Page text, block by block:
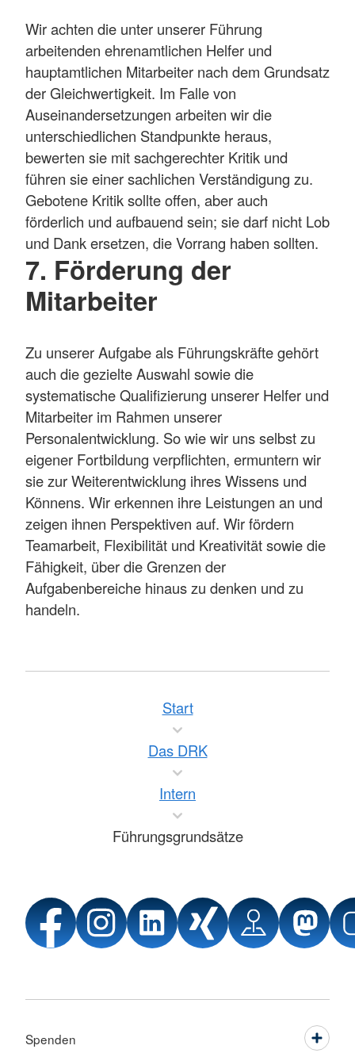
Wir achten die unter unserer Führung
arbeitenden ehrenamtlichen Helfer und
hauptamtlichen Mitarbeiter nach dem Grundsatz
der Gleichwertigkeit. Im Falle von
Auseinandersetzungen arbeiten wir die
unterschiedlichen Standpunkte heraus,
bewerten sie mit sachgerechter Kritik und
führen sie einer sachlichen Verständigung zu.
Gebotene Kritik sollte offen, aber auch
förderlich und aufbauend sein; sie darf nicht Lob
und Dank ersetzen, die Vorrang haben sollten.
7. Förderung der
Mitarbeiter
Zu unserer Aufgabe als Führungskräfte gehört
auch die gezielte Auswahl sowie die
systematische Qualifizierung unserer Helfer und
Mitarbeiter im Rahmen unserer
Personalentwicklung. So wie wir uns selbst zu
eigener Fortbildung verpflichten, ermuntern wir
sie zur Weiterentwicklung ihres Wissens und
Könnens. Wir erkennen ihre Leistungen an und
zeigen ihnen Perspektiven auf. Wir fördern
Teamarbeit, Flexibilität und Kreativität sowie die
Fähigkeit, über die Grenzen der
Aufgabenbereiche hinaus zu denken und zu
handeln.
Start
Das DRK
Intern
Führungsgrundsätze
Spenden